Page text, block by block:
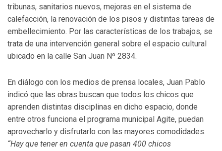
tribunas, sanitarios nuevos, mejoras en el sistema de
calefacción, la renovación de los pisos y distintas tareas de
embellecimiento. Por las características de los trabajos, se
trata de una intervención general sobre el espacio cultural
ubicado en la calle San Juan Nº 2834.
En diálogo con los medios de prensa locales, Juan Pablo
indicó que las obras buscan que todos los chicos que
aprenden distintas disciplinas en dicho espacio, donde
entre otros funciona el programa municipal Agite, puedan
aprovecharlo y disfrutarlo con las mayores comodidades.
“Hay que tener en cuenta que pasan 400 chicos